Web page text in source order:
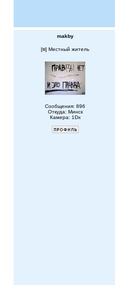
makby
[ ] Местный житель
Сообщения: 896
Откуда: Минск
Камера: 1Dx